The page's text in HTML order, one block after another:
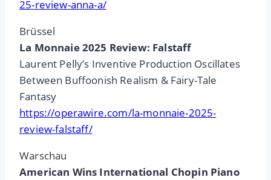
25-review-anna-a/
Brüssel
La Monnaie 2025 Review: Falstaff
Laurent Pelly’s Inventive Production Oscillates
Between Buffoonish Realism & Fairy-Tale
Fantasy
https://operawire.com/la-monnaie-2025-
review-falstaff/
Warschau
American Wins International Chopin Piano